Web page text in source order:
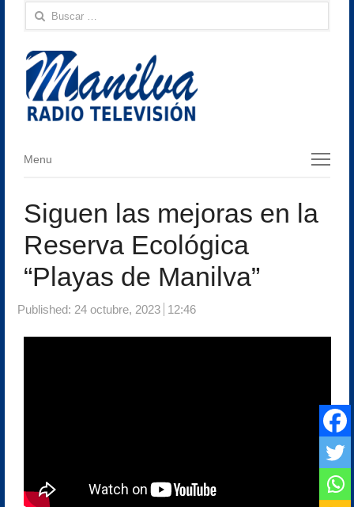
Buscar:
Menu
Menu
Siguen las mejoras en la
Reserva Ecológica
“Playas de Manilva”
Published: 24 octubre, 2023 12:46